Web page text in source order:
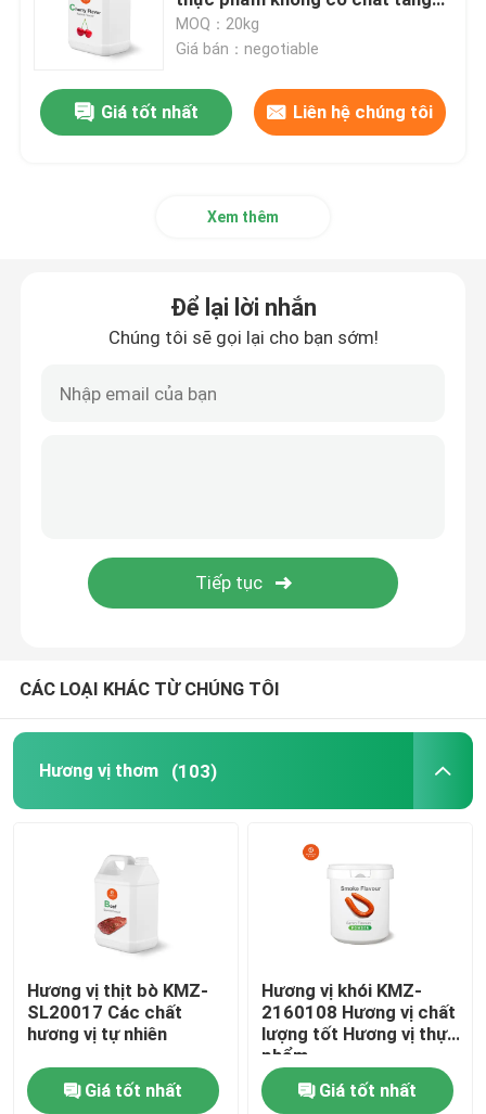
Hương vị nướng
Bột gia vị
Hương vị tự nhiên
Chiết xuất thực vật
hương vị nhân tạo
MOQ：20kg
Giá bán：negotiable
Giá tốt nhất Liên hệ chúng tôi
Xem thêm
Để lại lời nhắn
Chúng tôi sẽ gọi lại cho bạn sớm!
CÁC LOẠI KHÁC TỪ CHÚNG TÔI
Hương vị thơm (103)
Hương vị thịt bò KMZ-
SL20017 Các chất
hương vị tự nhiên
Giá tốt nhất
Hương vị khói KMZ-
2160108 Hương vị chất
lượng tốt Hương vị thực
phẩm
Giá tốt nhất